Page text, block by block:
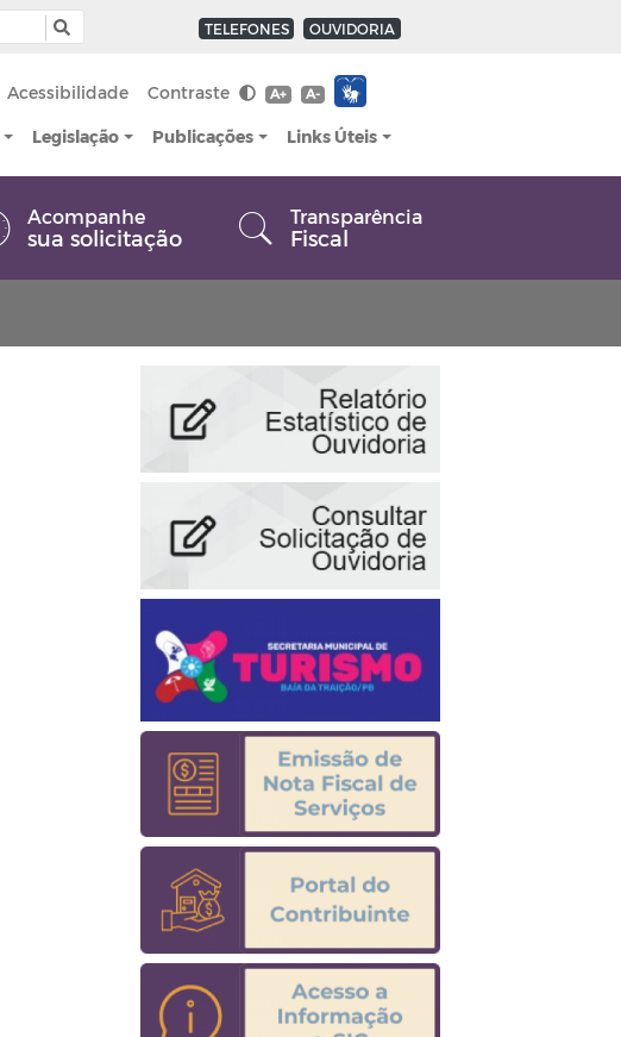
TELEFONES OUVIDORIA
Acessibilidade Contraste A+ A-
Legislação Publicações Links Úteis
Acompanhe
sua solicitação
Transparência
Fiscal